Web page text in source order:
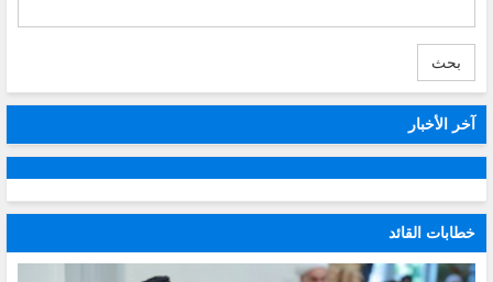
بحث
آخر الأخبار
خطابات القائد